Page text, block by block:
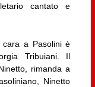
cantato e
cara a Pasolini è
Tribuiani. Il
rimanda a
Ninetto